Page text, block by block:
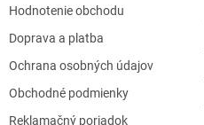
Hodnotenie obchodu
Doprava a platba
Ochrana osobných údajov
Obchodné podmienky
Reklamačný poriadok